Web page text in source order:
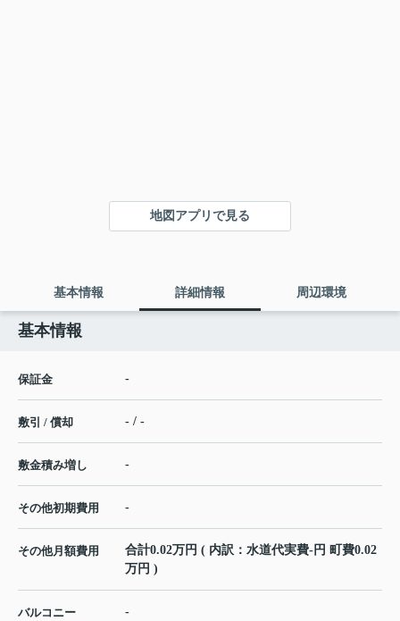
地図アプリで見る
基本情報 詳細情報 周辺環境
基本情報
保証金 -
敷引 / 償却 - / -
敷金積み増し -
その他初期費用 -
その他月額費用
合計0.02万円 ( 内訳：水道代実費-円 町費0.02
万円 )
バルコニー
-